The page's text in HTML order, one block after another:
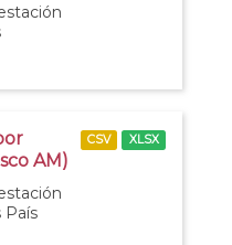
AM)
País
CSV XLSX